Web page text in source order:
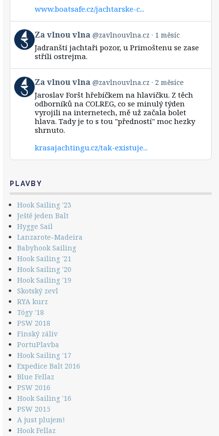
www.boatsafe.cz/jachtarske-c...
View
post
by
vlnou
vlna
on
Bluesky
Za vlnou vlna @zavlnouvlna.cz 1 měsíc
Jadranští jachtaři pozor, u Primoštenu se zase
stříli ostrejma.
View
post
by
Za vlnou vlna @zavlnouvlna.cz 2 měsíce
Jaroslav Foršt hřebíčkem na hlavičku. Z těch
odborníků na COLREG, co se minulý týden
vyrojili na internetech, mě už začala bolet
hlava. Tady je to s tou "předností" moc hezky
shrnuto.
krasajachtingu.cz/tak-existuje...
PLAVBY
Hook Sailing '23
Ještě jeden Balt
Hygge Sail
Lanzarote–Madeira
Babyhook Sailing
Hook Sailing '21
Hook Sailing '20
Hook Sailing '19
Skotský zevl
RYA kurz
Tógy '18
PSW 2018
Finský záliv
PortuPlavba
Hook Sailing '17
Expedice Balt 2016
Blue Fellaz
PSW 2016
Hook Sailing '16
PSW 2015
A just plujem!
Hook Fellaz